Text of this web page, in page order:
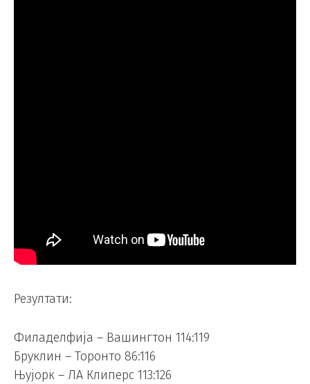
Резултати:
Филаделфија – Вашингтон 114:119
Бруклин – Торонто 86:116
Њујорк – ЛА Клиперс 113:126